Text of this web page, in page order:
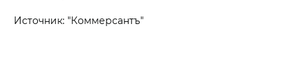
Источник: "Коммерсантъ"